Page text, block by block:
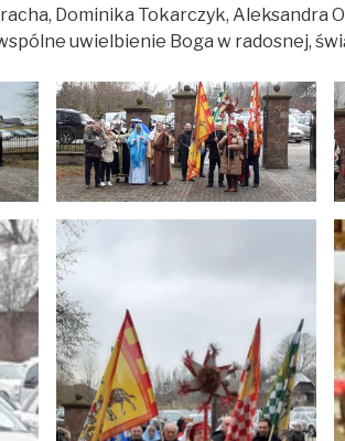
Dominika Tokarczyk, Aleksandra
uwielbienie Boga w radosnej,